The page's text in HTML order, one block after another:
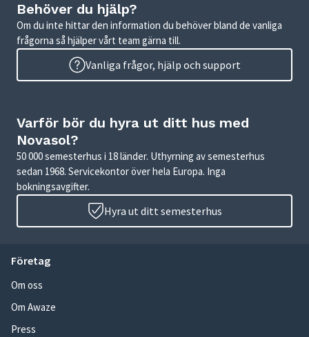
Behöver du hjälp?
Om du inte hittar den information du behöver bland de vanliga
frågorna så hjälper vårt team gärna till.
Vanliga frågor, hjälp och support
Varför bör du hyra ut ditt hus med
Novasol?
50 000 semesterhus i 18 länder. Uthyrning av semesterhus
sedan 1968. Servicekontor över hela Europa. Inga
bokningsavgifter.
Hyra ut ditt semesterhus
Företag
Om oss
Om Awaze
Press